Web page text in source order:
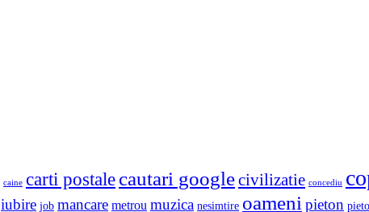
caine carti postale cautari googlecivilizatie concediu
iubire job mancare metrou muzica nesimtire oameni pieton